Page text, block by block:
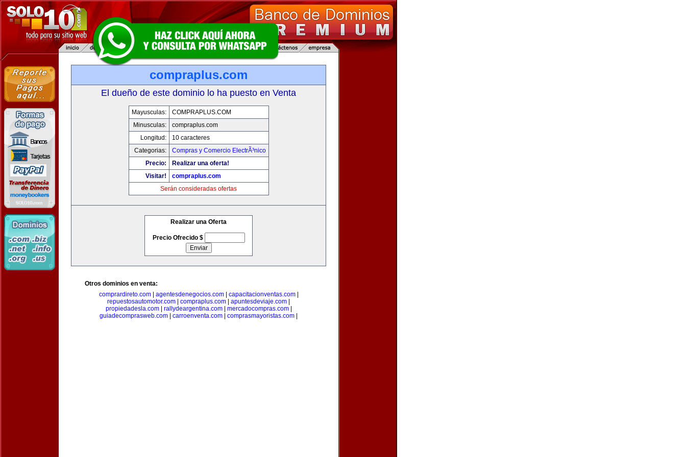
compraplus.com
El dueño de este dominio lo ha puesto en Venta
Mayusculas:
COMPRAPLUS.COM
Minusculas:
compraplus.com
Longitud:
10 caracteres
Categorias:
Compras y Comercio ElectrÃ³nico
Precio:
Realizar una oferta!
Visitar!
compraplus.com
Serán consideradas ofertas
Realizar una Oferta
Precio Ofrecido $
Otros dominios en venta:
comprardireto.com| agentesdenegocios.com| capacitacionventas.com|
repuestosautomotor.com
compraplus.com apuntesdeviaje.com
propiedadesla.com| rallydeargentina.com| mercadocompras.com|
guiadecomprasweb.com
carroenventa.com comprasmayoristas.com